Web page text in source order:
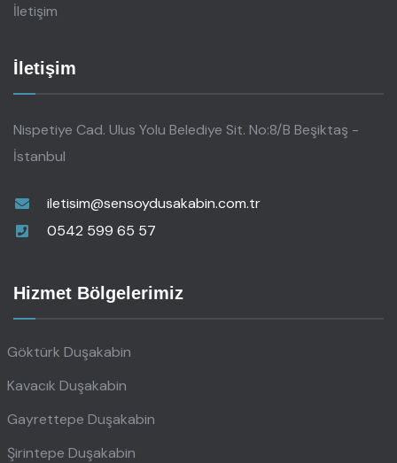
İletişim
İletişim
Nispetiye Cad. Ulus Yolu Belediye Sit. No:8/B Beşiktaş -
İstanbul
iletisim@sensoydusakabin.com.tr
0542 599 65 57
Hizmet Bölgelerimiz
Göktürk Duşakabin
Kavacık Duşakabin
Gayrettepe Duşakabin
Şirintepe Duşakabin